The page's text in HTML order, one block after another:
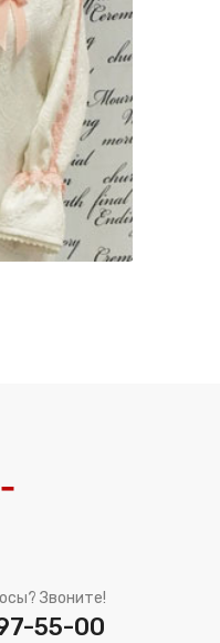
Звоните!
55-00